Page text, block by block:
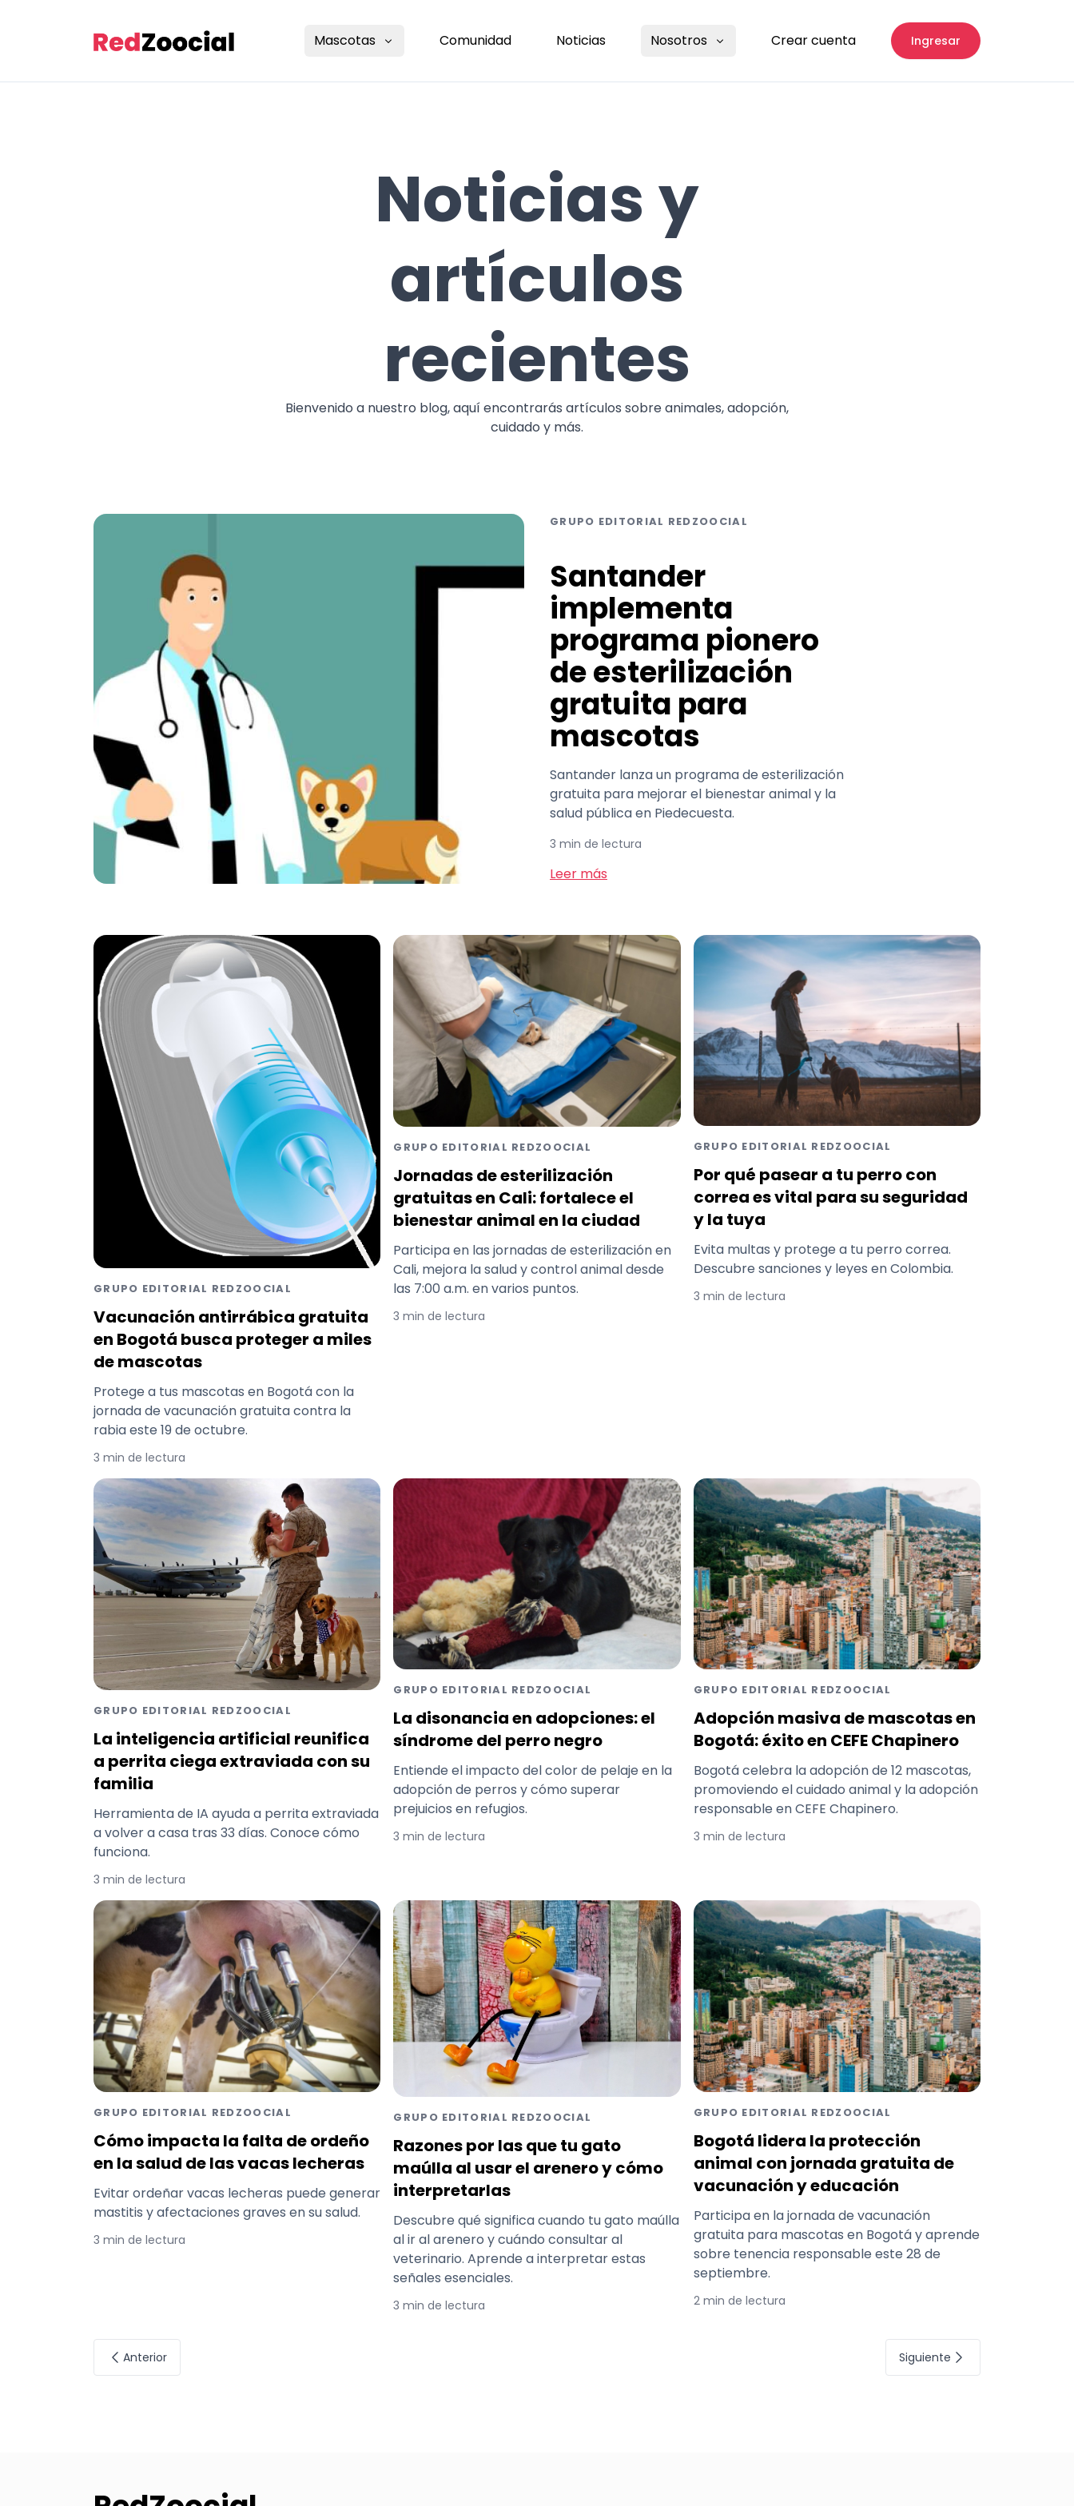
Mascotas Comunidad Noticias Nosotros Crear cuenta Ingresar
Noticias y
artículos
recientes
Bienvenido a nuestro blog, aquí encontrarás artículos sobre animales, adopción,
cuidado y más.
GRUPO EDITORIAL REDZOOCIAL
Santander
implementa
programa pionero
de esterilización
gratuita para
mascotas
Santander lanza un programa de esterilización
gratuita para mejorar el bienestar animal y la
salud pública en Piedecuesta.
3 min de lectura
Leer más
GRUPO EDITORIAL REDZOOCIAL
Vacunación antirrábica gratuita
en Bogotá busca proteger a miles
de mascotas
Protege a tus mascotas en Bogotá con la
jornada de vacunación gratuita contra la
rabia este 19 de octubre.
3 min de lectura
GRUPO EDITORIAL REDZOOCIAL
Jornadas de esterilización
gratuitas en Cali: fortalece el
bienestar animal en la ciudad
Participa en las jornadas de esterilización en
Cali, mejora la salud y control animal desde
las 7:00 a.m. en varios puntos.
3 min de lectura
GRUPO EDITORIAL REDZOOCIAL
Por qué pasear a tu perro con
correa es vital para su seguridad
y la tuya
Evita multas y protege a tu perro correa.
Descubre sanciones y leyes en Colombia.
3 min de lectura
GRUPO EDITORIAL REDZOOCIAL
La inteligencia artificial reunifica
a perrita ciega extraviada con su
familia
Herramienta de IA ayuda a perrita extraviada
a volver a casa tras 33 días. Conoce cómo
funciona.
3 min de lectura
GRUPO EDITORIAL REDZOOCIAL
La disonancia en adopciones: el
síndrome del perro negro
Entiende el impacto del color de pelaje en la
adopción de perros y cómo superar
prejuicios en refugios.
3 min de lectura
GRUPO EDITORIAL REDZOOCIAL
Adopción masiva de mascotas en
Bogotá: éxito en CEFE Chapinero
Bogotá celebra la adopción de 12 mascotas,
promoviendo el cuidado animal y la adopción
responsable en CEFE Chapinero.
3 min de lectura
GRUPO EDITORIAL REDZOOCIAL
Cómo impacta la falta de ordeño
en la salud de las vacas lecheras
Evitar ordeñar vacas lecheras puede generar
mastitis y afectaciones graves en su salud.
3 min de lectura
GRUPO EDITORIAL REDZOOCIAL
Razones por las que tu gato
maúlla al usar el arenero y cómo
interpretarlas
Descubre qué significa cuando tu gato maúlla
al ir al arenero y cuándo consultar al
veterinario. Aprende a interpretar estas
señales esenciales.
3 min de lectura
GRUPO EDITORIAL REDZOOCIAL
Bogotá lidera la protección
animal con jornada gratuita de
vacunación y educación
Participa en la jornada de vacunación
gratuita para mascotas en Bogotá y aprende
sobre tenencia responsable este 28 de
septiembre.
2 min de lectura
Anterior Siguiente